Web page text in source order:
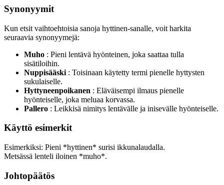
Synonyymit
Kun etsit vaihtoehtoisia sanoja hyttinen-sanalle, voit harkita
seuraavia synonyymejä:
Muho : Pieni lentävä hyönteinen, joka saattaa tulla
sisätiloihin.
Nuppisääski : Toisinaan käytetty termi pienelle hyttysten
sukulaiselle.
Hyttyneenpoikanen : Eläväisempi ilmaus pienelle
hyönteiselle, joka meluaa korvassa.
Pallero : Leikkisä nimitys lentävälle ja inisevälle hyönteiselle.
Käyttö esimerkit
Esimerkiksi: Pieni *hyttinen* surisi ikkunalaudalla.
Metsässä lenteli iloinen *muho*.
Johtopäätös